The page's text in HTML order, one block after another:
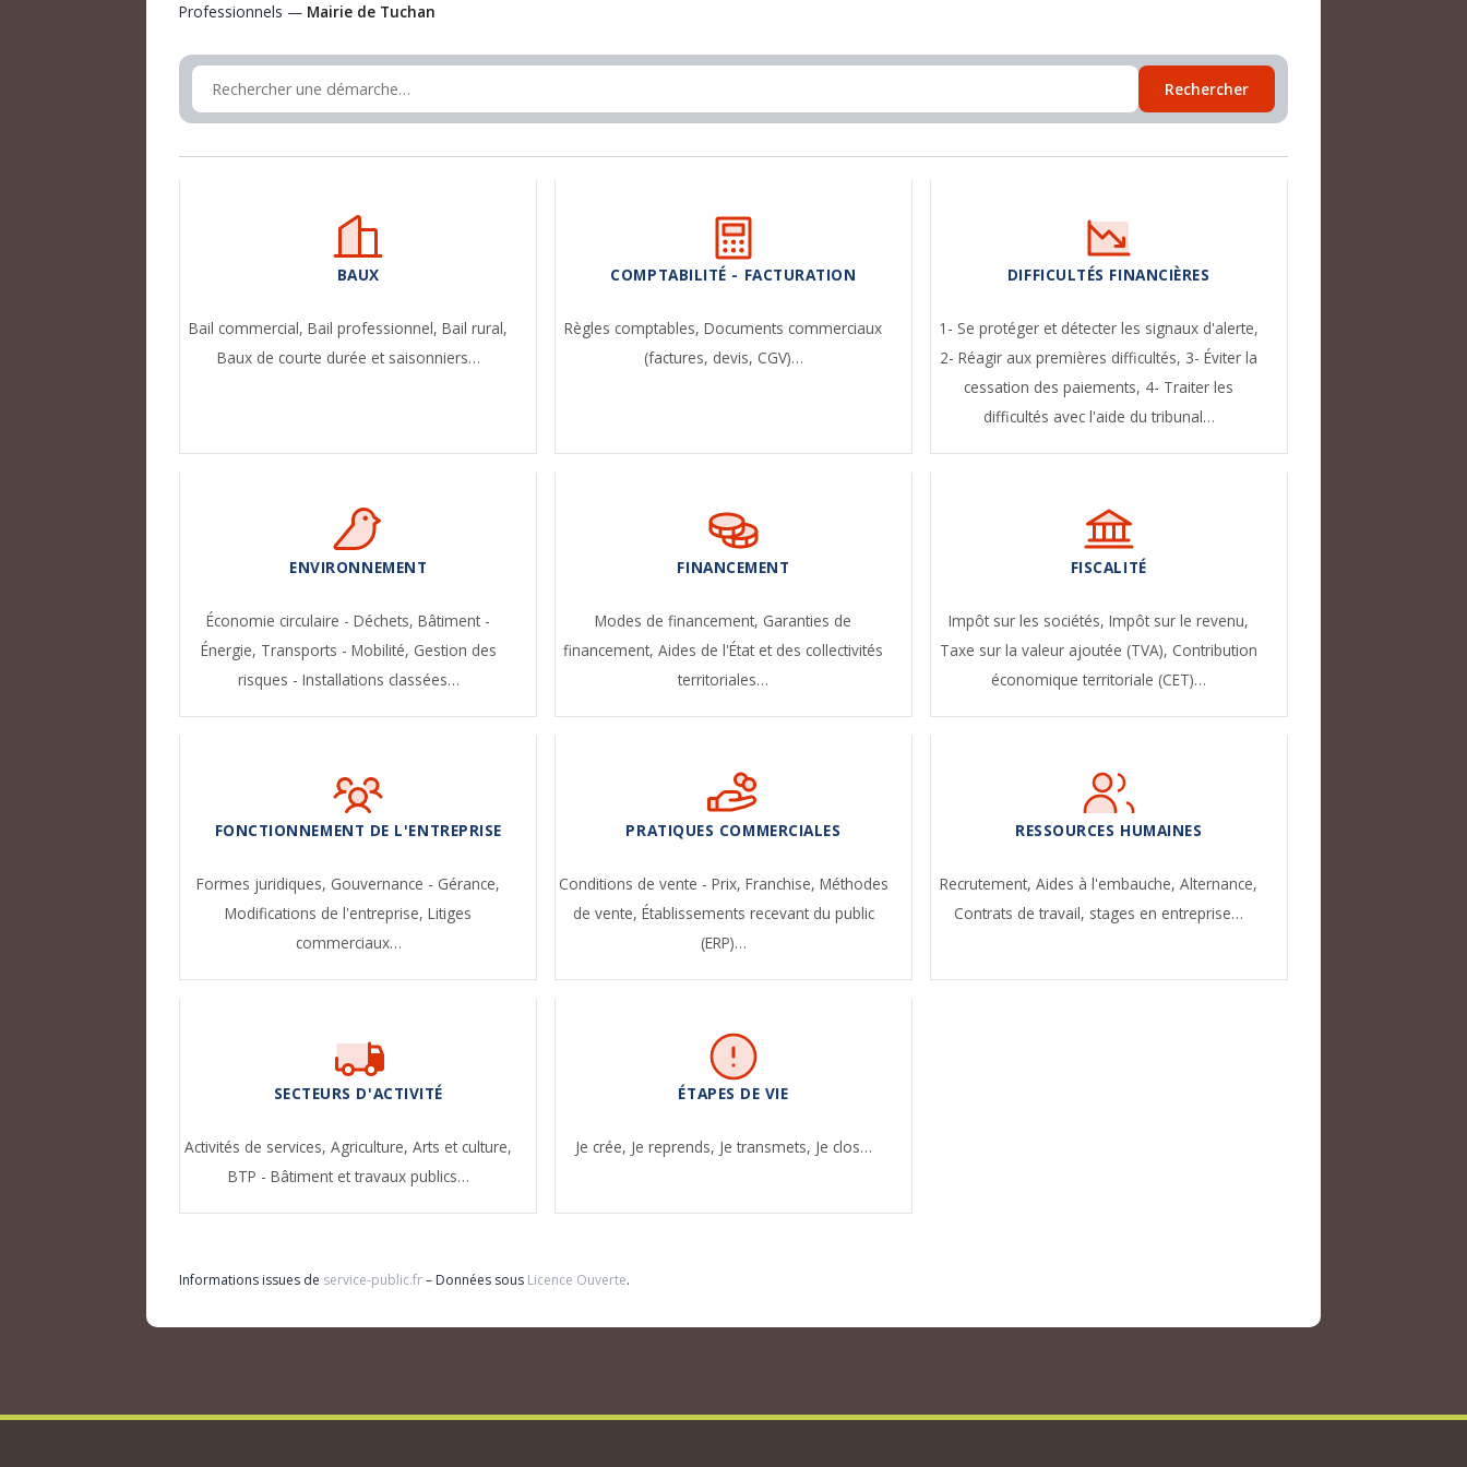
Professionnels — Mairie de Tuchan
Rechercher
BAUX
Bail commercial,Bail professionnel,Bail rural,
Baux de courte durée et saisonniers…
COMPTABILITÉ - FACTURATION
Règles comptables,Documents commerciaux
(factures, devis, CGV)…
DIFFICULTÉS FINANCIÈRES
1- Se protéger et détecter les signaux d'alerte,
2- Réagir aux premières difficultés, 3- Éviter la
cessation des paiements, 4- Traiter les
difficultés avec l'aide du tribunal…
ENVIRONNEMENT
Économie circulaire - Déchets,Bâtiment -
Énergie, Transports - Mobilité, Gestion des
risques - Installations classées…
FINANCEMENT
Modes de financement, Garanties de
financement,Aides de l'État et des collectivités
territoriales…
FISCALITÉ
Impôt sur les sociétés,Impôt sur le revenu,
Taxe sur la valeur ajoutée (TVA), Contribution
économique territoriale (CET)…
FONCTIONNEMENT DE L'ENTREPRISE
Formes juridiques, Gouvernance - Gérance,
Modifications de l'entreprise,Litiges
commerciaux…
PRATIQUES COMMERCIALES
Conditions de vente - Prix, Franchise, Méthodes
de vente, Établissements recevant du public
(ERP)…
RESSOURCES HUMAINES
Recrutement,Aides à l'embauche,Alternance,
Contrats de travail, stages en entreprise…
SECTEURS D'ACTIVITÉ
Activités de services,Agriculture,Arts et culture,
BTP - Bâtiment et travaux publics…
ÉTAPES DE VIE
Je crée, Je reprends, Je transmets, Je clos…
Informations issues de service-public.fr– Données sous Licence Ouverte.